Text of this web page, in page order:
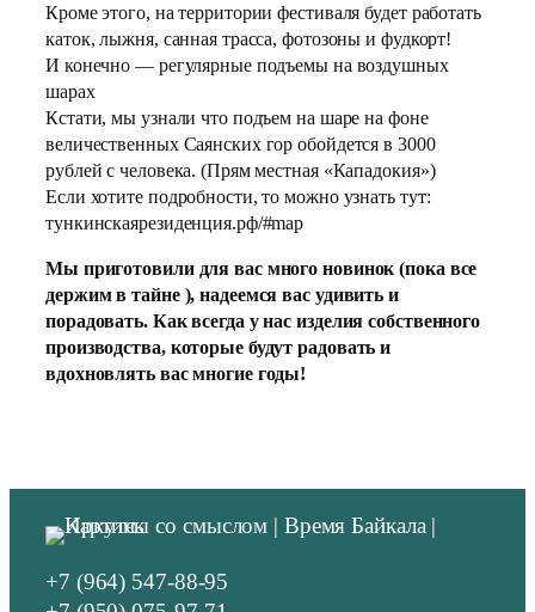
Кроме этого, на территории фестиваля будет работать
каток, лыжня, санная трасса, фотозоны и фудкорт!
И конечно — регулярные подъемы на воздушных
шарах
Кстати, мы узнали что подъем на шаре на фоне
величественных Саянских гор обойдется в 3000
рублей с человека. (Прям местная «Кападокия»)
Если хотите подробности, то можно узнать тут:
тункинскаярезиденция.рф/#map
Мы приготовили для вас много новинок (пока все
держим в тайне ), надеемся вас удивить и
порадовать. Как всегда у нас изделия собственного
производства, которые будут радовать и
вдохновлять вас многие годы!
+7 (964) 547-88-95